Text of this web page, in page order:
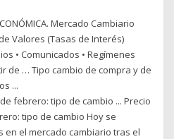
Mercado Cambiario
Valores (Tasas de Interés)
• Comunicados • Regímenes
de … Tipo cambio de compra y de
...
febrero: tipo de cambio ... Precio
tipo de cambio Hoy se
el mercado cambiario tras el